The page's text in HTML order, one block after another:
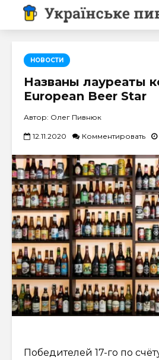
НОВОСТИ
Названы лауреаты
European Beer Star
Автор: Олег Пивнюк
12.11.2020 Комментировать
Победителей 17-го по